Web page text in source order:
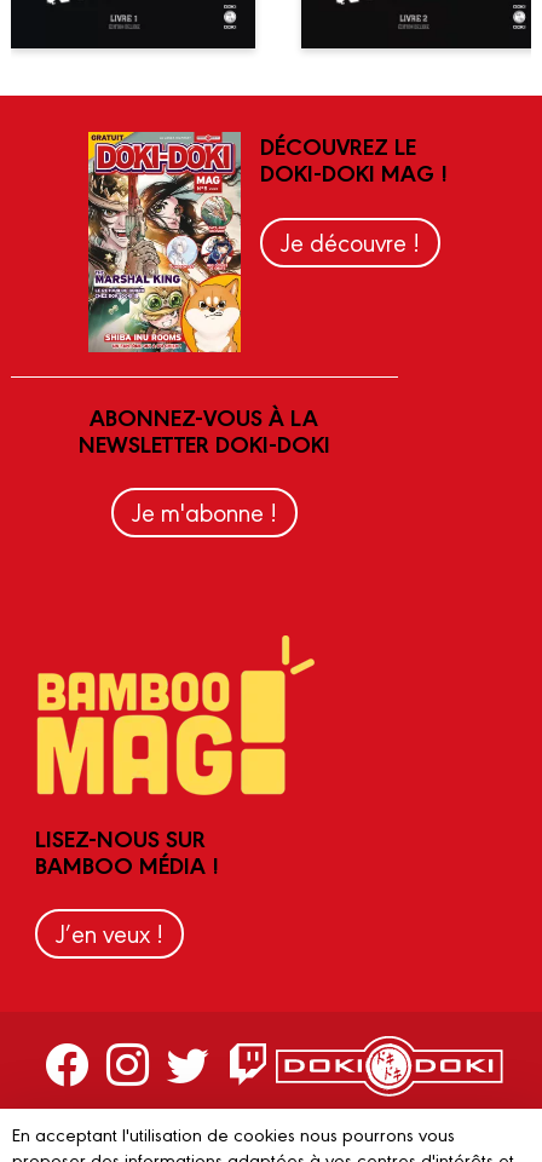
DÉCOUVREZ LE
DOKI-DOKI MAG !
Je découvre !
ABONNEZ-VOUS À LA
NEWSLETTER DOKI-DOKI
Je m'abonne !
LISEZ-NOUS SUR
BAMBOO MÉDIA !
J’en veux !
Contactez-nous
En acceptant l'utilisation de cookies nous pourrons vous